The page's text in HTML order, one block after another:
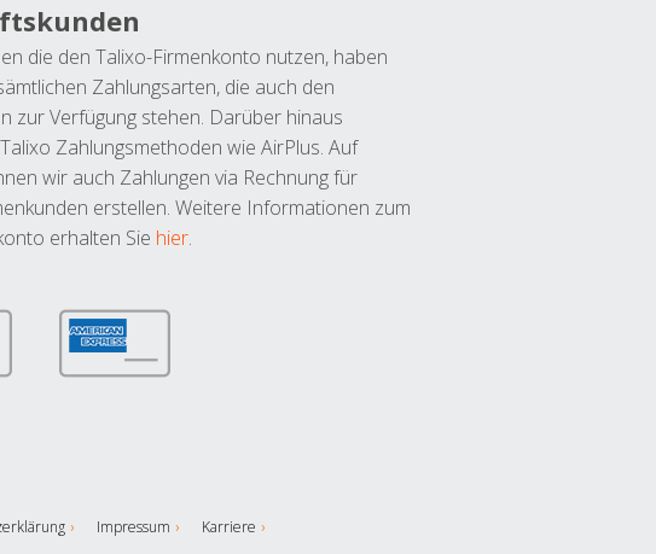
die den Talixo-Firmenkonto nutzen, haben
Zahlungsarten, die auch den
zur Verfügung stehen. Darüber hinaus
Zahlungsmethoden wie AirPlus. Auf
wir auch Zahlungen via Rechnung für
erstellen. Weitere Informationen zum
erhalten Sie hier.
Impressum Karriere